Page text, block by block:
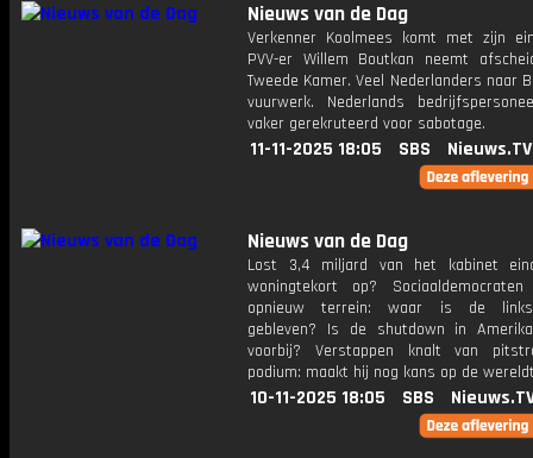
Nieuws van de Dag
Verkenner Koolmees komt met zijn
PVV-er Willem Boutkan neemt
Tweede Kamer. Veel Nederlanders naar
vuurwerk. Nederlands
vaker gerekruteerd voor sabotage.
11-11-2025 18:05 SBS Nieuws.TV
Nieuws van de Dag
Lost 3,4 miljard van het kabinet
woningtekort op? Sociaaldemocraten
opnieuw terrein: waar is de
gebleven? Is de shutdown in
voorbij? Verstappen knalt van
podium: maakt hij nog kans op de
10-11-2025 18:05 SBS